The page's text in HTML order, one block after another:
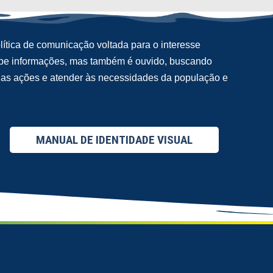
de comunicação voltada para o interesse
informações, mas também é ouvido, buscando
ações e atender às necessidades da população e
MANUAL DE IDENTIDADE VISUAL